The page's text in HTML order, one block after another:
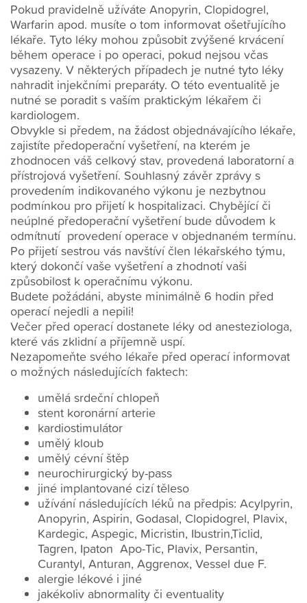
Pokud pravidelně užíváte Anopyrin, Clopidogrel,
Warfarin apod. musíte o tom informovat ošetřujícího
lékaře. Tyto léky mohou způsobit zvýšené krvácení
během operace i po operaci, pokud nejsou včas
vysazeny. V některých případech je nutné tyto léky
nahradit injekčními preparáty. O této eventualitě je
nutné se poradit s vaším praktickým lékařem či
kardiologem.
Obvykle si předem, na žádost objednávajícího lékaře,
zajistíte předoperační vyšetření, na kterém je
zhodnocen váš celkový stav, provedená laboratorní a
přístrojová vyšetření. Souhlasný závěr zprávy s
provedením indikovaného výkonu je nezbytnou
podmínkou pro přijetí k hospitalizaci. Chybějící či
neúplné předoperační vyšetření bude důvodem k
odmítnutí provedení operace v objednaném termínu.
Po přijetí sestrou vás navštíví člen lékařského týmu,
který dokončí vaše vyšetření a zhodnotí vaši
způsobilost k operačnímu výkonu.
Budete požádáni, abyste minimálně 6 hodin před
operací nejedli a nepili!
Večer před operací dostanete léky od anesteziologa,
které vás zklidní a příjemně uspí.
Nezapomeňte svého lékaře před operací informovat
o možných následujících faktech:
umělá srdeční chlopeň
stent koronární arterie
kardiostimulátor
umělý kloub
umělý cévní štěp
neurochirurgický by-pass
jiné implantované cizí těleso
užívání následujících léků na předpis: Acylpyrin,
Anopyrin, Aspirin, Godasal, Clopidogrel, Plavix,
Kardegic, Aspegic, Micristin, Ibustrin,Ticlid,
Tagren, Ipaton Apo-Tic, Plavix, Persantin,
Curantyl, Anturan, Aggrenox, Vessel due F.
alergie lékové i jiné
jakékoliv abnormality či eventuality